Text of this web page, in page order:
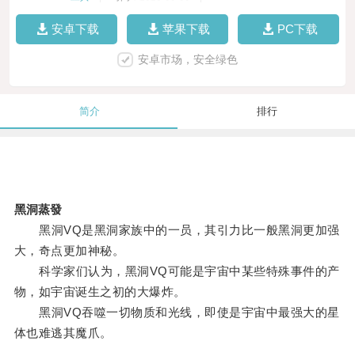
安卓下载 苹果下载 PC下载
安卓市场，安全绿色
简介 排行
黑洞蒸發
黑洞VQ是黑洞家族中的一员，其引力比一般黑洞更加强
大，奇点更加神秘。
科学家们认为，黑洞VQ可能是宇宙中某些特殊事件的产
物，如宇宙诞生之初的大爆炸。
黑洞VQ吞噬一切物质和光线，即使是宇宙中最强大的星
体也难逃其魔爪。